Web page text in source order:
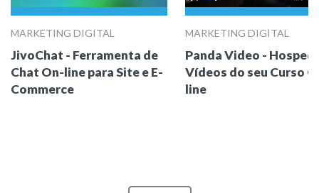
MARKETING DIGITAL
JivoChat - Ferramenta de
Chat On-line para Site e E-
Commerce
MARKETING DIGITAL
Panda Video -
Vídeos do seu Curso
line